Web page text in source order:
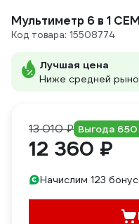
Мультиметр 6 в 1
Код товара: 15508774
Лучшая цена
Ниже средней
13 010 ₽ Выгода
12 360 ₽
Начислим 123